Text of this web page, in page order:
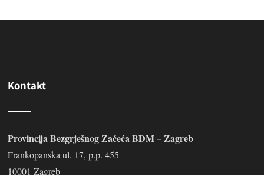
Kontakt
Provincija Bezgrješnog Začeća BDM – Zagreb
Frankopanska ul. 17, p.p. 455
10001 Zagreb